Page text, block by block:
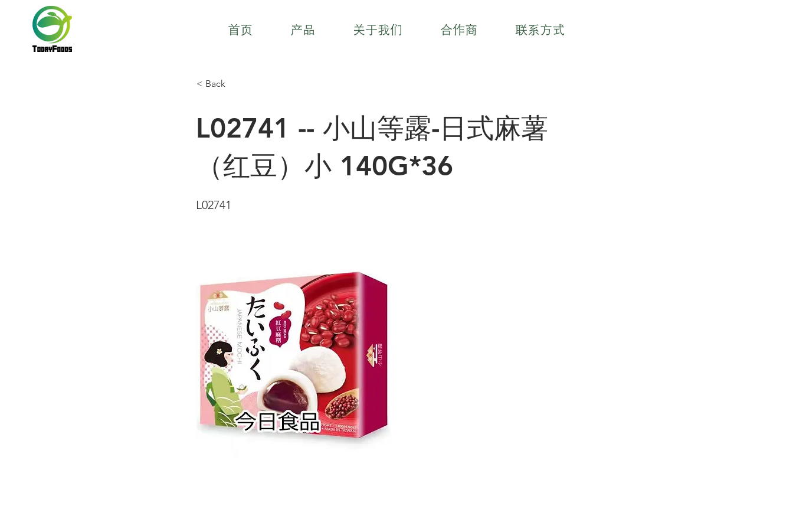
首页 产品 关于我们 合作商 联系方式
< Back
L02741 -- 小山等露-日式麻薯
（红豆）小 140G*36
L02741